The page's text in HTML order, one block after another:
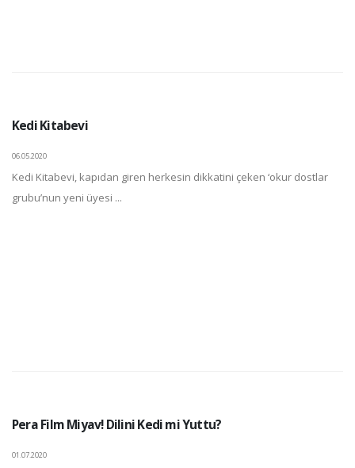
Kedi Kitabevi
06.05.2020
Kedi Kitabevi, kapıdan giren herkesin dikkatini çeken ‘okur dostlar
grubu’nun yeni üyesi ...
Pera Film Miyav! Dilini Kedi mi Yuttu?
01.07.2020